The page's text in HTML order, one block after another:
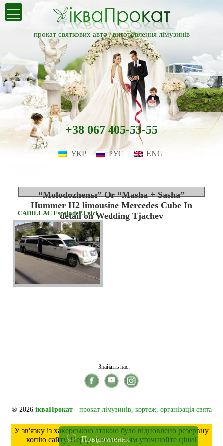
прокат святкових авто /виготовлення лімузинів
+38 067 405-53-55
УКР РУС ENG
“Molodozhenы” Or “Masha + Sasha”
Hummer H2 limousine Mercedes Cube In
detail on Wedding Tjachev
CADILLAC Escalade*3 вісі
Знайдіть нас:
® 2026 ікваПрокат- прокат лімузинів, кортеж, організація свята
У зв'язку із хакерською атакою було відновлено резервну
копію сайту. Перед замовленням уточнюйте ціни!
Повідомлення